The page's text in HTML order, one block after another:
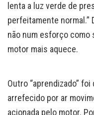
lenta a luz verde de
perfeitamente normal.”
não num esforço como
motor mais aquece.
Outro “aprendizado”
arrefecido por ar
acionada pelo motor.